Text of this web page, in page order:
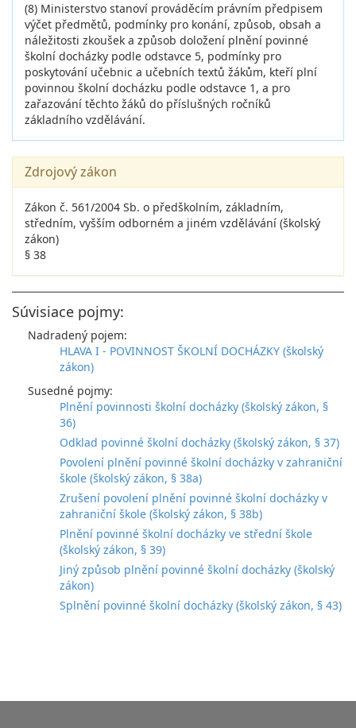
(8) Ministerstvo stanoví prováděcím právním předpisem
výčet předmětů, podmínky pro konání, způsob, obsah a
náležitosti zkoušek a způsob doložení plnění povinné
školní docházky podle odstavce 5, podmínky pro
poskytování učebnic a učebních textů žákům, kteří plní
povinnou školní docházku podle odstavce 1, a pro
zařazování těchto žáků do příslušných ročníků
základního vzdělávání.
Zdrojový zákon
Zákon č. 561/2004 Sb. o předškolním, základním,
středním, vyšším odborném a jiném vzdělávání (školský
zákon)
§ 38
Súvisiace pojmy:
Nadradený pojem:
HLAVA I - POVINNOST ŠKOLNÍ DOCHÁZKY (školský
zákon)
Susedné pojmy:
Plnění povinnosti školní docházky (školský zákon, §
36)
Odklad povinné školní docházky (školský zákon, § 37)
Povolení plnění povinné školní docházky v zahraniční
škole (školský zákon, § 38a)
Zrušení povolení plnění povinné školní docházky v
zahraniční škole (školský zákon, § 38b)
Plnění povinné školní docházky ve střední škole
(školský zákon, § 39)
Jiný způsob plnění povinné školní docházky (školský
zákon)
Splnění povinné školní docházky (školský zákon, § 43)